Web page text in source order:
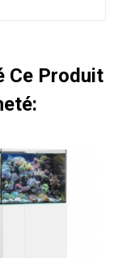
Ce Produit